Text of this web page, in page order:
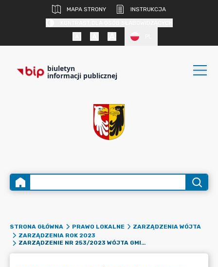
MAPA STRONY
INSTRUKCJA
biuletyn
informacji publicznej
STRONA GŁÓWNA PRAWO LOKALNE
ZARZĄDZENIA WÓJTA
ZARZĄDZENIA ROK 2023
ZARZĄDZENIE NR 253/2023 WÓJTA GMINY RASZYN Z DNIA 17 PAŹDZIERNIKA 2023 R. W SPRAWIE POWOŁANIA DO SKŁADU OSOBOWEGO KOMISJI PRZETARGOWEJ PRACOWNIKA MERYTORYCZNIE WŁAŚCIWEGO ZE WZGLĘDU NA PRZEDMIOT ZAMÓWIENIA